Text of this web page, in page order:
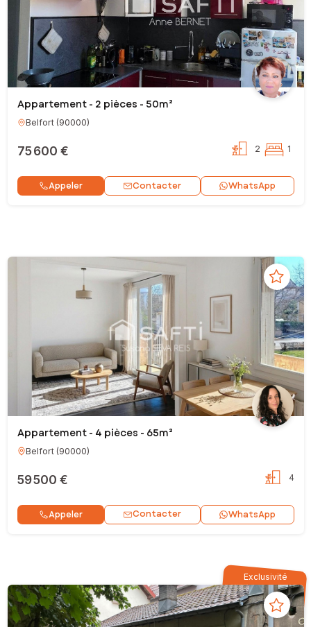
Appartement - 2 pièces - 50m²
Belfort(90000)
75 600 € 2 1
Appeler Contacter WhatsApp
Appartement - 4 pièces - 65m²
Belfort(90000)
59 500 € 4
Appeler Contacter WhatsApp
Exclusivité